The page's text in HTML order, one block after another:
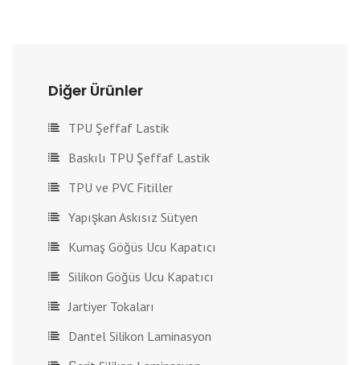
Diğer Ürünler
TPU Şeffaf Lastik
Baskılı TPU Şeffaf Lastik
TPU ve PVC Fitiller
Yapışkan Askısız Sütyen
Kumaş Göğüs Ucu Kapatıcı
Silikon Göğüs Ucu Kapatıcı
Jartiyer Tokaları
Dantel Silikon Laminasyon